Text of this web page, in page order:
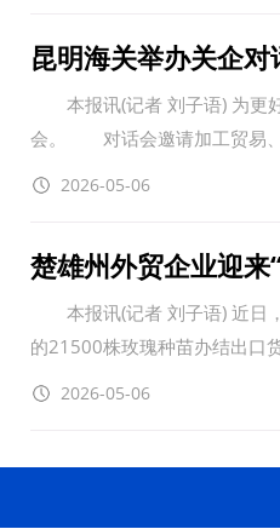
昆明海关举办关企
本报讯(记者 刘子语) 为更
会。 对话会邀请加工贸易
2026-05-06
楚雄州外贸企业迎来
本报讯(记者 刘子语) 近日，
的21500株玫瑰种苗办结出口
2026-05-06